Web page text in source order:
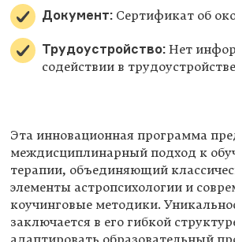
Документ: Сертификат об
Трудоустройство: Нет
содействии в
Эта инновационная программа
междисциплинарный подход к
терапии, объединяющий
элементы астропсихологии и
коучинговые методики.
заключается в его гибкой